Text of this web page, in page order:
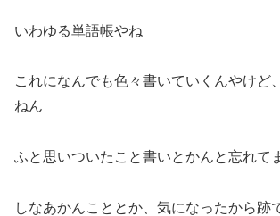
いわゆる単語帳やね
これになんでも色々書いていくんやけど
ねん
ふと思いついたこと書いとかんと忘れて
しなあかんこととか、気になったから跡